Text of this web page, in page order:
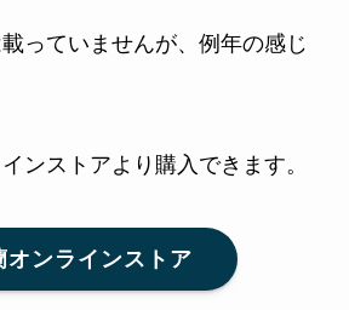
っていませんが、例年の感じ
ンストアより購入できます。
オンラインストア